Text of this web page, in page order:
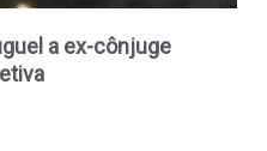
a ex-cônjuge